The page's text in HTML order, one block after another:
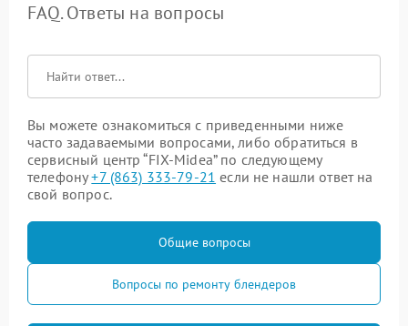
FAQ. Ответы на вопросы
Вы можете ознакомиться с приведенными ниже
часто задаваемыми вопросами, либо обратиться в
сервисный центр “FIX-Midea” по следующему
телефону+7 (863) 333-79-21 если не нашли ответ на
свой вопрос.
Общие вопросы
Вопросы по ремонту блендеров